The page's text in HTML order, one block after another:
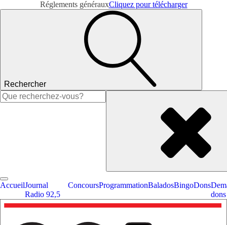
Réglements générauxCliquez pour télécharger
Rechercher
Rechercher :
AccueilJournal
Radio 92,5
ConcoursProgrammationBaladosBingoDons
dons